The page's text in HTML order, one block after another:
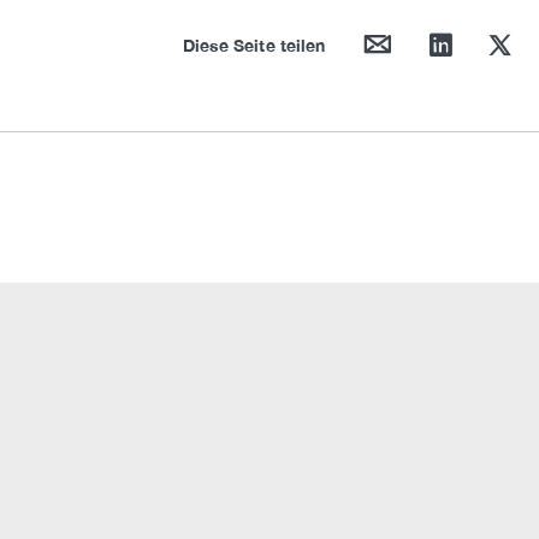
Diese Seite teilen mail linkedin twitter